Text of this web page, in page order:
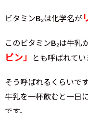
ビタミンB₂は化学名が
このビタミンB₂は牛乳
ビン」
とも呼ばれてい
そう呼ばれるくらいで
牛乳を一杯飲むと一日
です。